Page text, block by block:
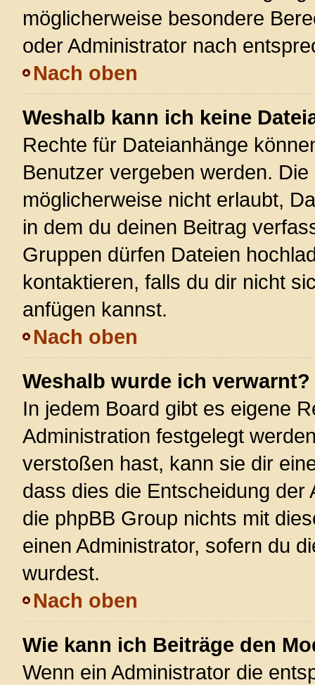
möglicherweise besondere
oder Administrator nach
Nach oben
Weshalb kann ich keine
Rechte für Dateianhänge
Benutzer vergeben werden.
möglicherweise nicht erlaubt,
in dem du deinen Beitrag
Gruppen dürfen Dateien
kontaktieren, falls du dir nicht
anfügen kannst.
Nach oben
Weshalb wurde ich verwarnt?
In jedem Board gibt es eigene
Administration festgelegt
verstoßen hast, kann sie dir
dass dies die Entscheidung
die phpBB Group nichts mit
einen Administrator, sofern du
wurdest.
Nach oben
Wie kann ich Beiträge den
Wenn ein Administrator die